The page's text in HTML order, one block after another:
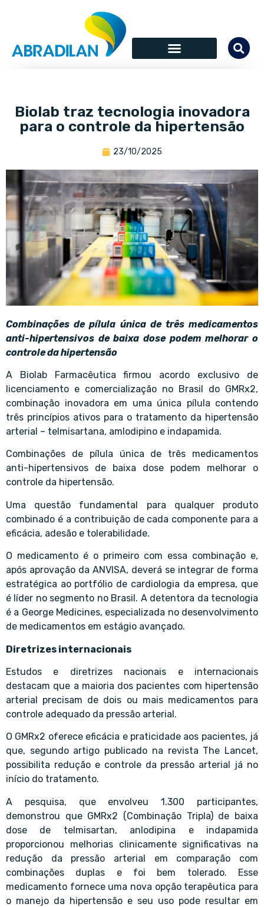
Biolab traz tecnologia inovadora
para o controle da hipertensão
23/10/2025
Combinações de pílula única de três medicamentos
anti-hipertensivos de baixa dose podem melhorar o
controle da hipertensão
A Biolab Farmacêutica firmou acordo exclusivo de
licenciamento e comercialização no Brasil do GMRx2,
combinação inovadora em uma única pílula contendo
três princípios ativos para o tratamento da hipertensão
arterial – telmisartana, amlodipino e indapamida.
Combinações de pílula única de três medicamentos
anti-hipertensivos de baixa dose podem melhorar o
controle da hipertensão.
Uma questão fundamental para qualquer produto
combinado é a contribuição de cada componente para a
eficácia, adesão e tolerabilidade.
O medicamento é o primeiro com essa combinação e,
após aprovação da ANVISA, deverá se integrar de forma
estratégica ao portfólio de cardiologia da empresa, que
é líder no segmento no Brasil. A detentora da tecnologia
é a George Medicines, especializada no desenvolvimento
de medicamentos em estágio avançado.
Diretrizes internacionais
Estudos e diretrizes nacionais e internacionais
destacam que a maioria dos pacientes com hipertensão
arterial precisam de dois ou mais medicamentos para
controle adequado da pressão arterial.
O GMRx2 oferece eficácia e praticidade aos pacientes, já
que, segundo artigo publicado na revista The Lancet,
possibilita redução e controle da pressão arterial já no
início do tratamento.
A pesquisa, que envolveu 1.300 participantes,
demonstrou que GMRx2 (Combinação Tripla) de baixa
dose de telmisartan, anlodipina e indapamida
proporcionou melhorias clinicamente significativas na
redução da pressão arterial em comparação com
combinações duplas e foi bem tolerado. Esse
medicamento fornece uma nova opção terapêutica para
o manejo da hipertensão e seu uso pode resultar em